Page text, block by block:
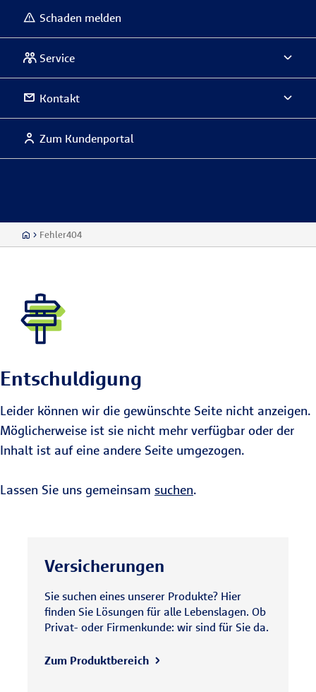
Schaden melden
Service
Kontakt
Zum Kundenportal
Fehler404
Entschuldigung
Leider können wir die gewünschte Seite nicht anzeigen.
Möglicherweise ist sie nicht mehr verfügbar oder der
Inhalt ist auf eine andere Seite umgezogen.
Lassen Sie uns gemeinsam suchen.
Versicherungen
Sie suchen eines unserer Produkte? Hier
finden Sie Lösungen für alle Lebenslagen. Ob
Privat- oder Firmenkunde: wir sind für Sie da.
Zum Produktbereich